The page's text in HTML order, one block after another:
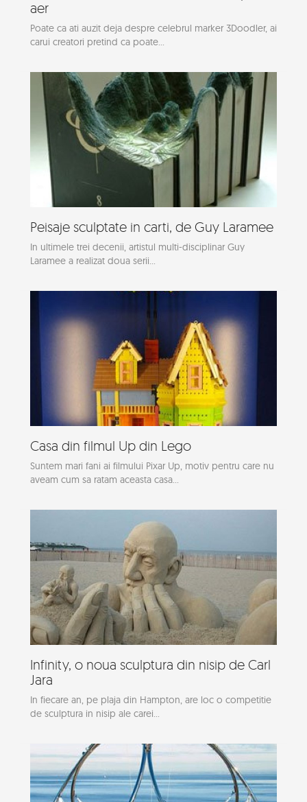
aer
Poate ca ati auzit deja despre celebrul marker 3Doodler, ai
carui creatori pretind ca poate...
Peisaje sculptate in carti, de Guy Laramee
In ultimele trei decenii, artistul multi-disciplinar Guy
Laramee a realizat doua serii...
Casa din filmul Up din Lego
Suntem mari fani ai filmului Pixar Up, motiv pentru care nu
aveam cum sa ratam aceasta casa...
Infinity, o noua sculptura din nisip de Carl
Jara
In fiecare an, pe plaja din Hampton, are loc o competitie
de sculptura in nisip ale carei...